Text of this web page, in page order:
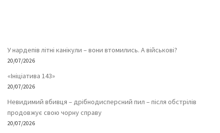
У нардепів літні канікули – вони втомились. А військові?
20/07/2026
«Ініціатива 143»
20/07/2026
Невидимий вбивця – дрібнодисперсний пил – після обстрілів
продовжує свою чорну справу
20/07/2026